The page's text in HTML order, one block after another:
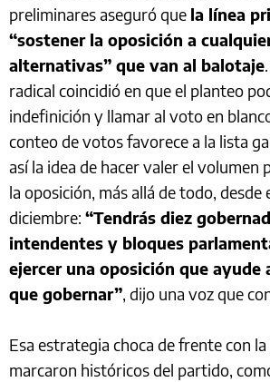
preliminares aseguró que la línea
“sostener la oposición a
alternativas” que van al balotaje
radical coincidió en que el planteo
indefinición y llamar al voto en
conteo de votos favorece a la lista
así la idea de hacer valer el volumen
la oposición, más allá de todo, desde
diciembre: “Tendrás diez
intendentes y bloques
ejercer una oposición que ayude
que gobernar”, dijo una voz que
Esa estrategia choca de frente con
marcaron históricos del partido,